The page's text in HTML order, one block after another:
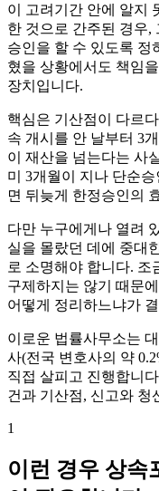
이 고려기간 안에 알지
한 것으로 간주된 경우,
승인을 할 수 있도록 정
혔을 상황에서도 책임
장치입니다.
핵심은 기산점이 다르
속 개시를 안 날부터 3
이 재산을 넘는다는 사
미 3개월이 지나 단순
면 뒤늦게 한정승인의
다만 누구에게나 열려
실을 몰랐던 데에 중대
로 소명해야 합니다. 조
구제하지는 않기 때문
어떻게 정리하느냐가
이로운 법률사무소는
사(전국 변호사의 약
직접 살피고 진행합니
건과 기산점, 신고와 청
1
이런 경우 상속